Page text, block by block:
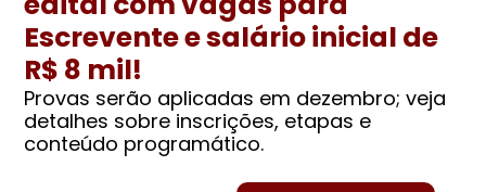
Escrevente e salário inicial de
R$ 8 mil!
Provas serão aplicadas em dezembro; veja
detalhes sobre inscrições, etapas e
conteúdo programático.